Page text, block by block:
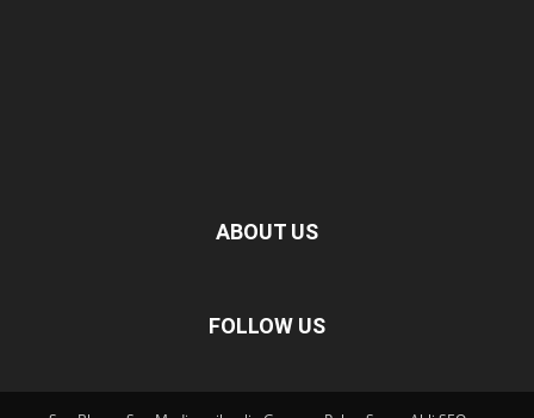
ABOUT US
FOLLOW US